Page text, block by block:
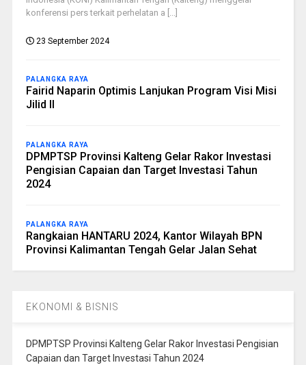
konferensi pers terkait perhelatan a [...]
23 September 2024
PALANGKA RAYA
Fairid Naparin Optimis Lanjukan Program Visi Misi
Jilid II
PALANGKA RAYA
DPMPTSP Provinsi Kalteng Gelar Rakor Investasi
Pengisian Capaian dan Target Investasi Tahun
2024
PALANGKA RAYA
Rangkaian HANTARU 2024, Kantor Wilayah BPN
Provinsi Kalimantan Tengah Gelar Jalan Sehat
EKONOMI & BISNIS
DPMPTSP Provinsi Kalteng Gelar Rakor Investasi Pengisian
Capaian dan Target Investasi Tahun 2024